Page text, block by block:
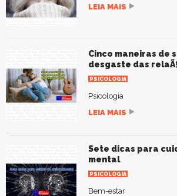
LEIA MAIS
Cinco maneiras de
desgaste das
PSICOLOGIA
Psicologia
LEIA MAIS
Sete dicas para
mental
PSICOLOGIA
Bem-estar